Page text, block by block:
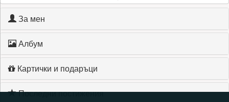
За мен
Албум
Картички и подаръци
Последни постижения